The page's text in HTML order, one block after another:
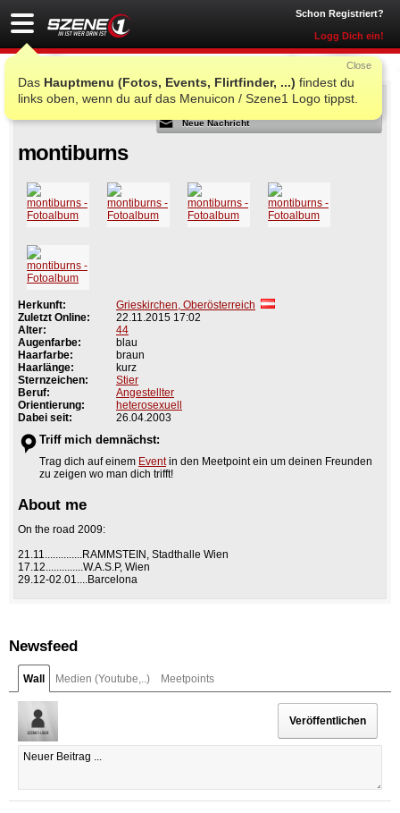
Schon Registriert?
Logg Dich ein!
Das Hauptmenu (Fotos, Events, Flirtfinder, ...) findest du
links oben, wenn du auf das Menuicon / Szene1 Logo tippst.
Close
Als Freund
Neue Nachricht
montiburns
Herkunft:
Grieskirchen, Oberösterreich
Zuletzt Online:
22.11.2015 17:02
Alter:
44
Augenfarbe:
blau
Haarfarbe:
braun
Haarlänge:
kurz
Sternzeichen:
Stier
Beruf:
Angestellter
Orientierung:
heterosexuell
Dabei seit:
26.04.2003
Triff mich demnächst:
Trag dich auf einem Eventin den Meetpoint ein um deinen Freunden
zu zeigen wo man dich trifft!
About me
On the road 2009:
21.11..............RAMMSTEIN, Stadthalle Wien
17.12..............W.A.S.P, Wien
29.12-02.01....Barcelona
Newsfeed
Wall Medien (Youtube,..) Meetpoints